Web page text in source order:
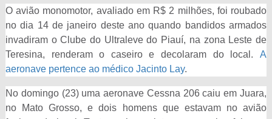
O avião monomotor, avaliado em R$ 2 milhões, foi roubado
no dia 14 de janeiro deste ano quando bandidos armados
invadiram o Clube do Ultraleve do Piauí, na zona Leste de
Teresina, renderam o caseiro e decolaram do local.A
aeronave pertence ao médico Jacinto Lay.
No domingo (23) uma aeronave Cessna 206 caiu em Juara,
no Mato Grosso, e dois homens que estavam no avião